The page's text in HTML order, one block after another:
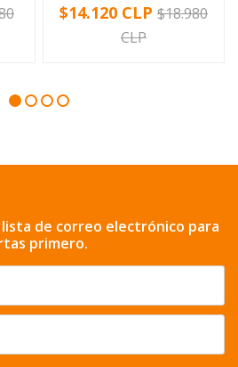
$14.120 CLP $18.980
CLP
de correo electrónico para
primero.